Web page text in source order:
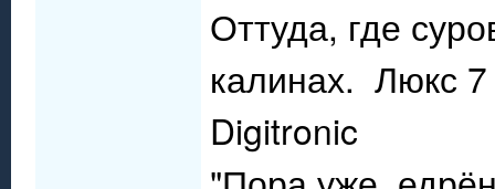
Оттуда, где
калинах. Люкс
Digitronic